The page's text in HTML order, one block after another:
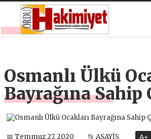
Osmanlı Ülkü
Bayrağına Sahip
📅 Temmuz 27, 2020 📂 ASAYİŞ A+